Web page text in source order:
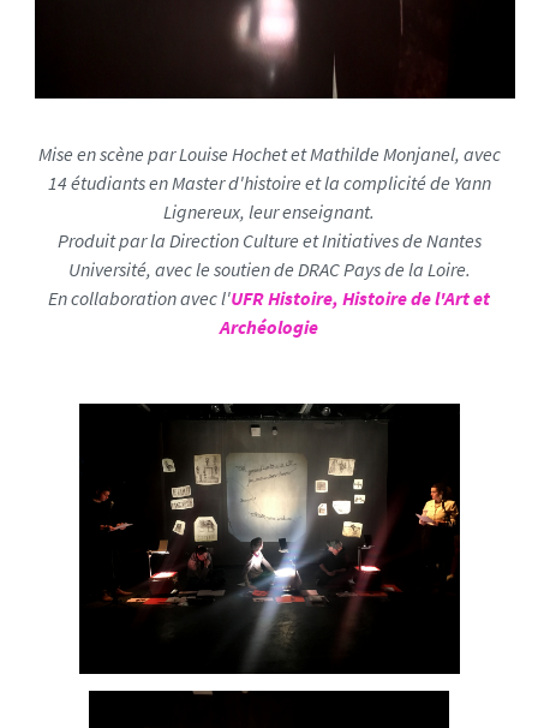
Mise en scène par Louise Hochet et Mathilde Monjanel, avec
14 étudiants en Master d'histoire et la complicité de Yann
Lignereux, leur enseignant.
Produit par la Direction Culture et Initiatives de Nantes
Université, avec le soutien de DRAC Pays de la Loire.
En collaboration avec l'UFR Histoire, Histoire de l'Art et
Archéologie